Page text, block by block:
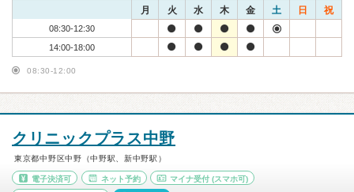
月 火 水 木 金 土 日 祝
08:30-12:30
14:00-18:00
08:30-12:00
クリニックプラス中野
東京都中野区中野（中野駅、新中野駅）
電子決済可 ネット予約 マイナ受付 (スマホ可)